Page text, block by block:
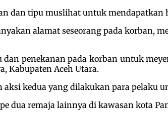
dan tipu muslihat untuk mendapatkan
alamat seseorang pada korban,
penekanan pada korban untuk
Kabupaten Aceh Utara.
kedua yang dilakukan para pelaku
dua remaja lainnya di kawasan kota